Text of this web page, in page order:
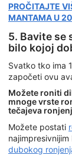
PROČITAJTE
MANTAMA U
5. Bavite se
bilo kojoj
Svatko tko ima
započeti ovu
Možete roniti
mnoge vrste
tečajeva
Možete postati
dubokog